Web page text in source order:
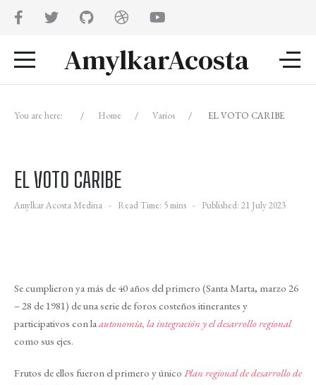
AmylkarAcosta
You are here: Home Varios EL VOTO CARIBE
EL VOTO CARIBE
Amylkar Acosta Medina Read Time: 5 mins Published: 21 July 2023
Se cumplieron ya más de 40 años del primero (Santa Marta, marzo 26
– 28 de 1981) de una serie de foros costeños itinerantes y
participativos con la autonomía, la integración y el desarrollo regional
como sus ejes.
Frutos de ellos fueron el primero y único Plan regional de desarrollo de